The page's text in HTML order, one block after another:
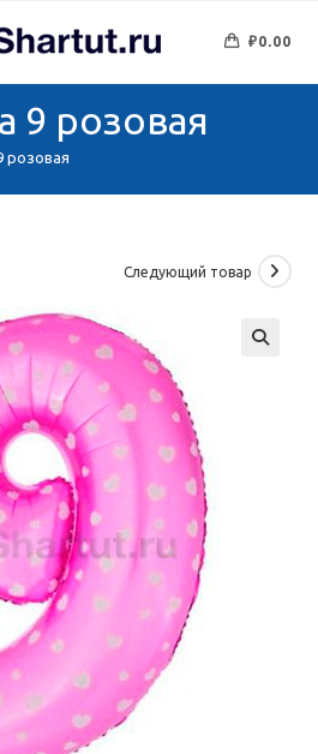
₽0.00
9 розовая
Следующий товар